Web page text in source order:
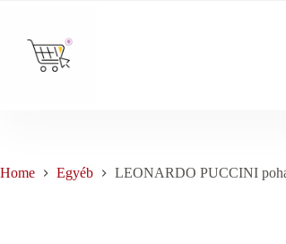
content
Home Egyéb LEONARDO PUCCINI